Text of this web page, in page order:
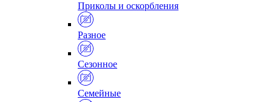
Приколы и оскорбления
Разное
Сезонное
Семейные